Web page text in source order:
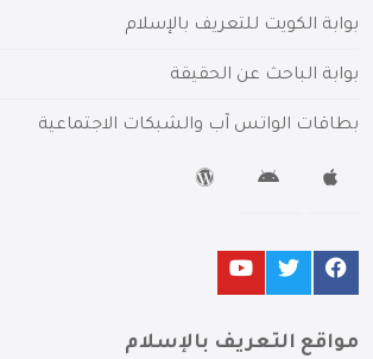
بوابة الكويت للتعريف بالإسلام
بوابة الباحث عن الحقيقة
بطاقات الواتس آب والشبكات الاجتماعية
مواقع التعريف بالإسلام